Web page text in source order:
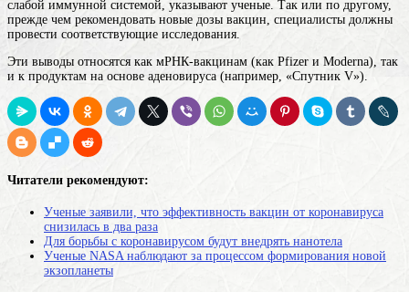
слабой иммунной системой, указывают ученые. Так или по другому,
прежде чем рекомендовать новые дозы вакцин, специалисты должны
провести соответствующие исследования.
Эти выводы относятся как мРНК-вакцинам (как Pfizer и Moderna), так
и к продуктам на основе аденовируса (например, «Спутник V»).
Читатели рекомендуют:
Ученые заявили, что эффективность вакцин от коронавируса
снизилась в два раза
Для борьбы с коронавирусом будут внедрять нанотела
Ученые NASA наблюдают за процессом формирования новой
экзопланеты